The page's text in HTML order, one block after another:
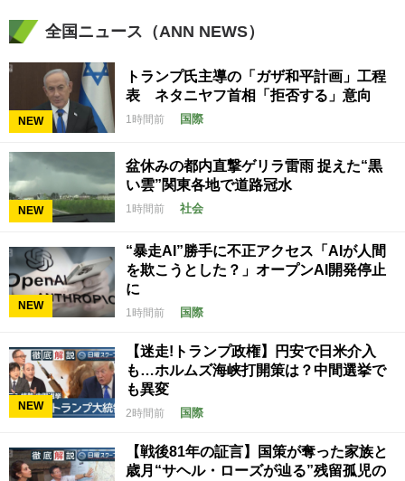
全国ニュース（ANN NEWS）
NEW
トランプ氏主導の「ガザ和平計画」工程
表 ネタニヤフ首相「拒否する」意向
1時間前 国際
NEW
盆休みの都内直撃ゲリラ雷雨 捉えた“黒
い雲”関東各地で道路冠水
1時間前 社会
NEW
“暴走AI”勝手に不正アクセス「AIが人間
を欺こうとした？」オープンAI開発停止
に
1時間前 国際
NEW
【迷走!トランプ政権】円安で日米介入
も…ホルムズ海峡打開策は？中間選挙で
も異変
2時間前 国際
【戦後81年の証言】国策が奪った家族と
歳月“サヘル・ローズが辿る”残留孤児の